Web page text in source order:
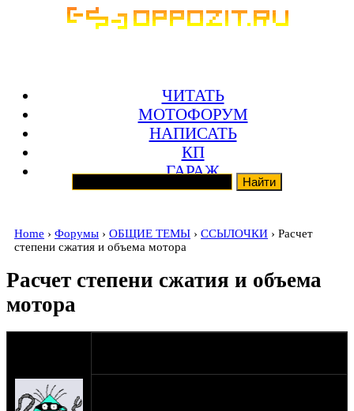
ЧИТАТЬ
МОТОФОРУМ
НАПИСАТЬ
КП
ГАРАЖ
Home › Форумы › ОБЩИЕ ТЕМЫ › ССЫЛОЧКИ › Расчет
степени сжатия и объема мотора
Расчет степени сжатия и объема
мотора